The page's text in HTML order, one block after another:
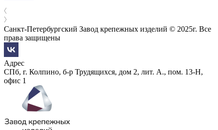
Санкт-Петербургский Завод крепежных изделий © 2025г. Все
права защищены
Адрес
СПб, г. Колпино, б-р Трудящихся, дом 2, лит. А., пом. 13-Н,
офис 1